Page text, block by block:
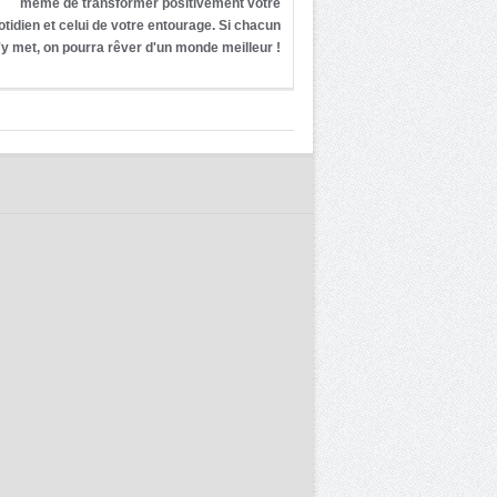
même de transformer positivement votre
et celui de votre entourage. Si chacun
met, on pourra rêver d'un monde meilleur !